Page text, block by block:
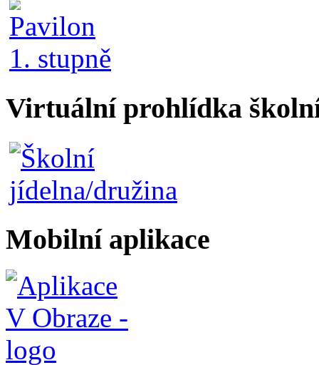
Virtuální prohlídka
Mobilní aplikace